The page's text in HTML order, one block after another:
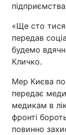
«Ще сто
передав
будемо
Кличко.
Мер Києва
передає
медикам в
фронті
повинно